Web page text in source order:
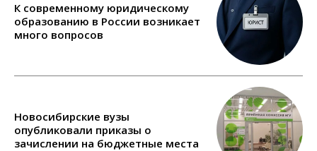
К современному юридическому
образованию в России возникает
много вопросов
Новосибирские вузы
опубликовали приказы о
зачислении на бюджетные места